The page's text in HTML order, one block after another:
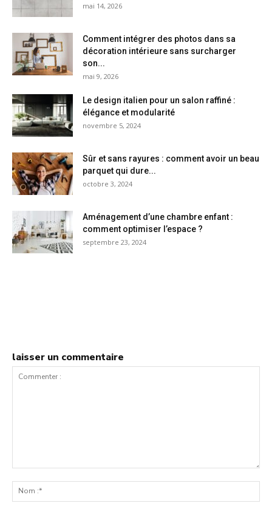
mai 14, 2026
Comment intégrer des photos dans sa
décoration intérieure sans surcharger
son...
mai 9, 2026
Le design italien pour un salon raffiné :
élégance et modularité
novembre 5, 2024
Sûr et sans rayures : comment avoir un beau
parquet qui dure...
octobre 3, 2024
Aménagement d’une chambre enfant :
comment optimiser l’espace ?
septembre 23, 2024
laisser un commentaire
:*